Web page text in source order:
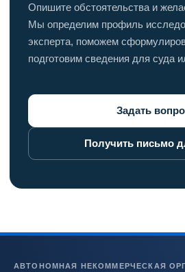
Опишите обстоятельства и
Мы определим профиль
эксперта, поможем
подготовим сведения для суда
Задать
Получить письмо
АВТОНОМНАЯ НЕКОММЕРЧЕСКАЯ